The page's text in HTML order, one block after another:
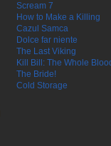
Scream 7
How to Make a Killing
Cazul Samca
Dolce far niente
The Last Viking
Kill Bill: The Whole
The Bride!
Cold Storage